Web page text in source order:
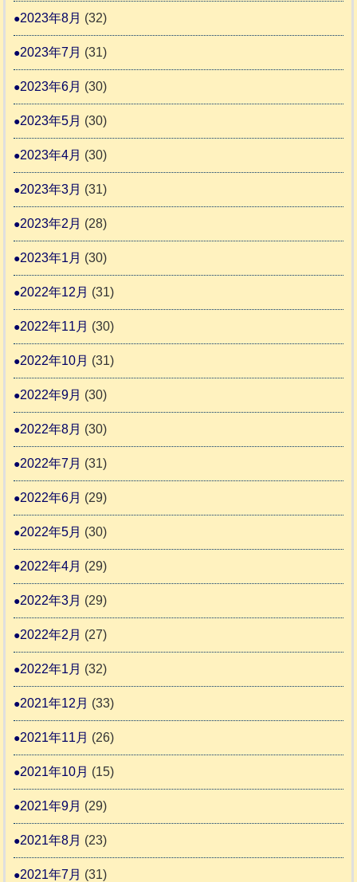
2023年8月 (32)
2023年7月 (31)
2023年6月 (30)
2023年5月 (30)
2023年4月 (30)
2023年3月 (31)
2023年2月 (28)
2023年1月 (30)
2022年12月 (31)
2022年11月 (30)
2022年10月 (31)
2022年9月 (30)
2022年8月 (30)
2022年7月 (31)
2022年6月 (29)
2022年5月 (30)
2022年4月 (29)
2022年3月 (29)
2022年2月 (27)
2022年1月 (32)
2021年12月 (33)
2021年11月 (26)
2021年10月 (15)
2021年9月 (29)
2021年8月 (23)
2021年7月 (31)